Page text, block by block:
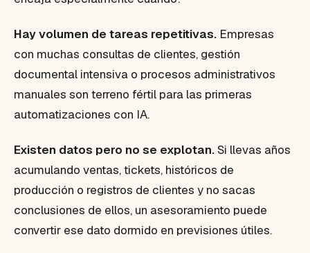
Hay volumen de tareas repetitivas. Empresas
con muchas consultas de clientes, gestión
documental intensiva o procesos administrativos
manuales son terreno fértil para las primeras
automatizaciones con IA.
Existen datos pero no se explotan.Si llevas años
acumulando ventas, tickets, históricos de
producción o registros de clientes y no sacas
conclusiones de ellos, un asesoramiento puede
convertir ese dato dormido en previsiones útiles.